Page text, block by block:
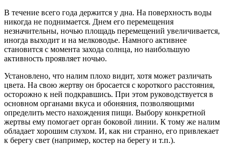
В течение всего года держится у дна. На поверхность воды
никогда не поднимается. Днем его перемещения
незначительны, ночью площадь перемещений увеличивается,
иногда выходит и на мелководье. Намного активнее
становится с момента захода солнца, но наибольшую
активность проявляет ночью.
Установлено, что налим плохо видит, хотя может различать
цвета. На свою жертву он бросается с короткого расстояния,
осторожно к ней подкравшись. При этом руководствуется в
основном органами вкуса и обоняния, позволяющими
определить место нахождения пищи. Выбору конкретной
жертвы ему помогает орган боковой линии. К тому же налим
обладает хорошим слухом. И, как ни странно, его привлекает
к берегу свет (например, костер на берегу и т.п.).